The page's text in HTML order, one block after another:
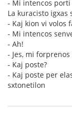
- Mi intencos
La kuracisto igxas
- Kaj kion vi volos
- Mi intencos
- Ah!
- Jes, mi
- Kaj poste?
- Kaj poste per
sxtonetilon